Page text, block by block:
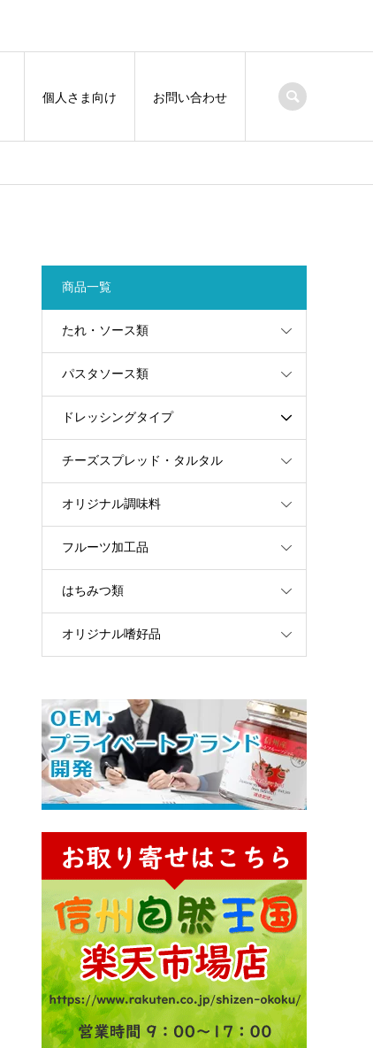
個人さま向け お問い合わせ
商品一覧
たれ・ソース類
パスタソース類
ドレッシングタイプ
チーズスプレッド・タルタル
オリジナル調味料
フルーツ加工品
はちみつ類
オリジナル嗜好品